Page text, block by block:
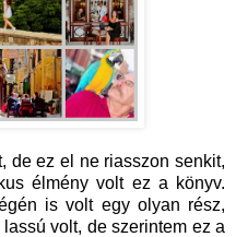
de ez el ne riasszon senkit,
élmény volt ez a könyv.
is volt egy olyan rész,
volt, de szerintem ez a